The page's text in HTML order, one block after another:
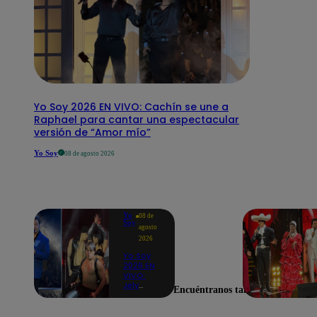
Yo Soy 2026 EN VIVO: Cachín se une a
Raphael para cantar una espectacular
versión de “Amor mío”
Yo Soy 08 de agosto 2026
Yo
Soy
08 de
agosto
2026
Yo Soy
2026 EN
VIVO:
Jely
Encuéntranos también en